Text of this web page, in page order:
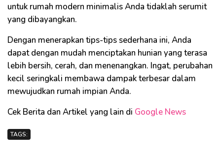
untuk rumah modern minimalis Anda tidaklah serumit
yang dibayangkan.
Dengan menerapkan tips-tips sederhana ini, Anda
dapat dengan mudah menciptakan hunian yang terasa
lebih bersih, cerah, dan menenangkan. Ingat, perubahan
kecil seringkali membawa dampak terbesar dalam
mewujudkan rumah impian Anda.
Cek Berita dan Artikel yang lain di Google News
TAGS: